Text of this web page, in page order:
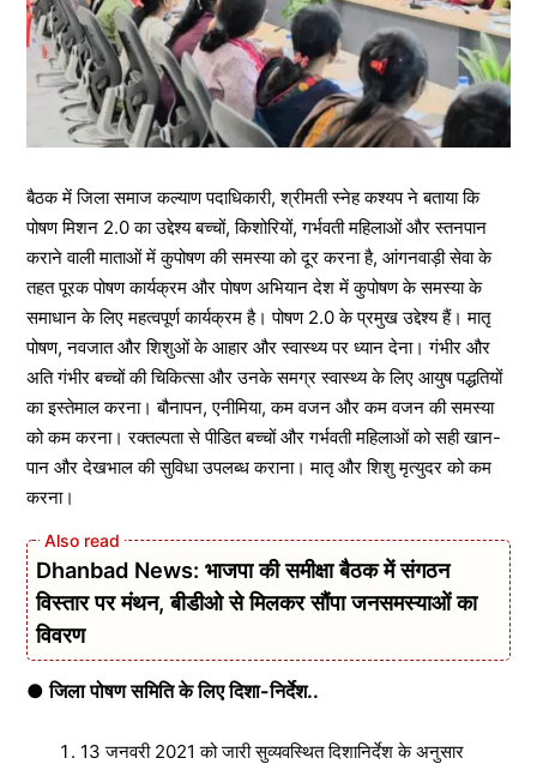
बैठक में जिला समाज कल्याण पदाधिकारी, श्रीमती स्नेह कश्यप ने बताया कि
पोषण मिशन 2.0 का उद्देश्य बच्चों, किशोरियों, गर्भवती महिलाओं और स्तनपान
कराने वाली माताओं में कुपोषण की समस्या को दूर करना है, आंगनवाड़ी सेवा के
तहत पूरक पोषण कार्यक्रम और पोषण अभियान देश में कुपोषण के समस्या के
समाधान के लिए महत्वपूर्ण कार्यक्रम है। पोषण 2.0 के प्रमुख उद्देश्य हैं। मातृ
पोषण, नवजात और शिशुओं के आहार और स्वास्थ्य पर ध्यान देना। गंभीर और
अति गंभीर बच्चों की चिकित्सा और उनके समग्र स्वास्थ्य के लिए आयुष पद्धतियों
का इस्तेमाल करना। बौनापन, एनीमिया, कम वजन और कम वजन की समस्या
को कम करना। रक्तल्पता से पीडित बच्चों और गर्भवती महिलाओं को सही खान-
पान और देखभाल की सुविधा उपलब्ध कराना। मातृ और शिशु मृत्युदर को कम
करना।
Dhanbad News: भाजपा की समीक्षा बैठक में संगठन
विस्तार पर मंथन, बीडीओ से मिलकर सौंपा जनसमस्याओं का
विवरण
● जिला पोषण समिति के लिए दिशा-निर्देश..
13 जनवरी 2021 को जारी सुव्यवस्थित दिशानिर्देश के अनुसार